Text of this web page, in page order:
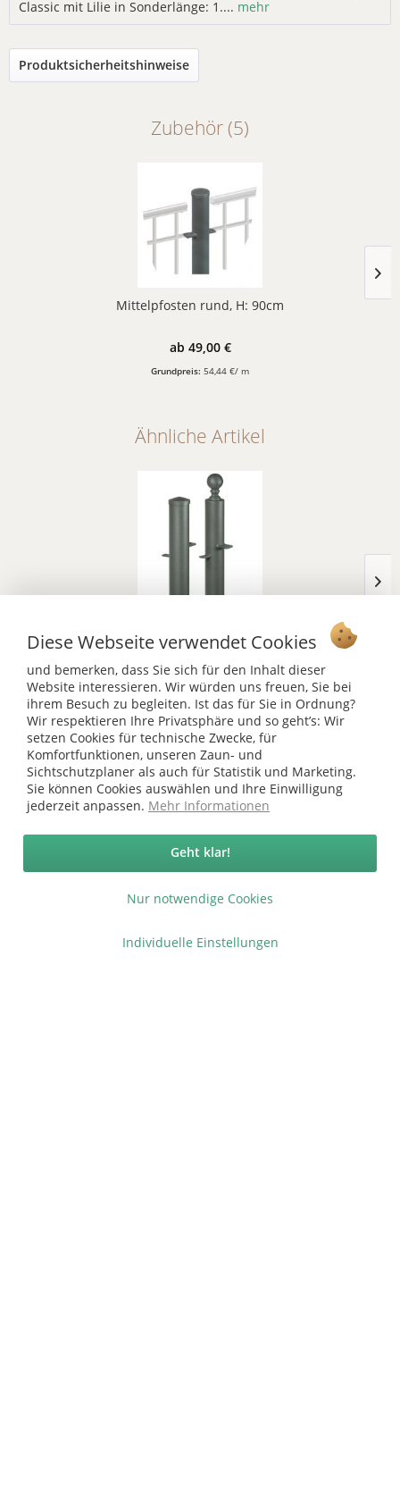
Classic mit Lilie in Sonderlänge: 1.... mehr
Produktsicherheitshinweise
Zubehör (5)
Mittelpfosten rund, H: 90cm
ab 49,00 €
Grundpreis: 54,44 €/ m
Ähnliche Artikel
Inhalt: 1 Set
Vertrag widerrufen
Ab 75 € versandkostenfrei *
Service Hotline
Diese Webseite verwendet Cookies
und bemerken, dass Sie sich für den Inhalt dieser
Website interessieren. Wir würden uns freuen, Sie bei
ihrem Besuch zu begleiten. Ist das für Sie in Ordnung?
Wir respektieren Ihre Privatsphäre und so geht’s: Wir
setzen Cookies für technische Zwecke, für
Komfortfunktionen, unseren Zaun- und
Sichtschutzplaner als auch für Statistik und Marketing.
Sie können Cookies auswählen und Ihre Einwilligung
jederzeit anpassen. Mehr Informationen
Nur notwendige Cookies
Geht klar!
Individuelle Einstellungen